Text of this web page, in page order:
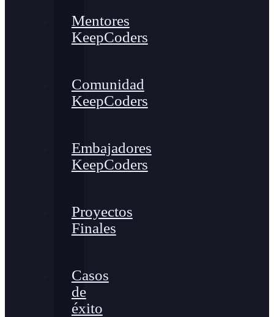
Mentores
KeepCoders
Comunidad
KeepCoders
Embajadores
KeepCoders
Proyectos
Finales
Casos
de
éxito